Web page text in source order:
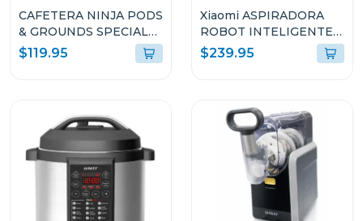
CAFETERA NINJA PODS
& GROUNDS SPECIALTY
COFFEE MAKER CON
ESPUMADOR DE
$119.95
Xiaomi ASPIRADORA
ROBOT INTELIGENTE
2-EN-1 SUCCIÓN
10000PA SENSOR LDS
$239.95